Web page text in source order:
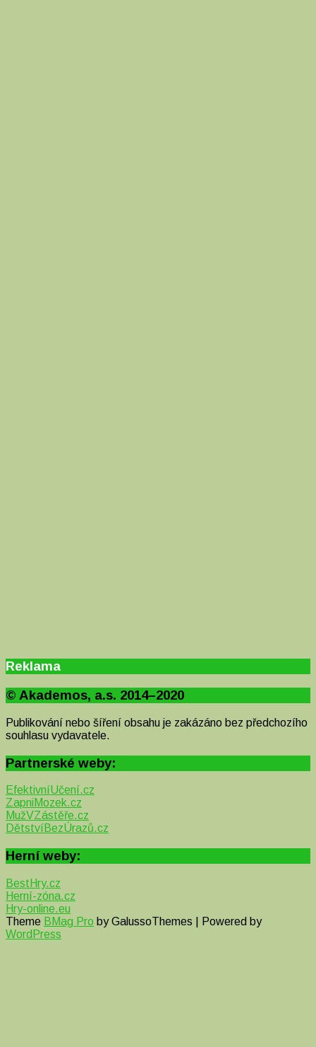
Reklama
© Akademos, a.s. 2014–2020
Publikování nebo šíření obsahu je zakázáno bez předchozího
souhlasu vydavatele.
Partnerské weby:
EfektivníUčení.cz
ZapniMozek.cz
MužVZástěře.cz
DětstvíBezÚrazů.cz
Herní weby:
BestHry.cz
Herní-zóna.cz
Hry-online.eu
Theme BMag Pro by GalussoThemes | Powered by
WordPress